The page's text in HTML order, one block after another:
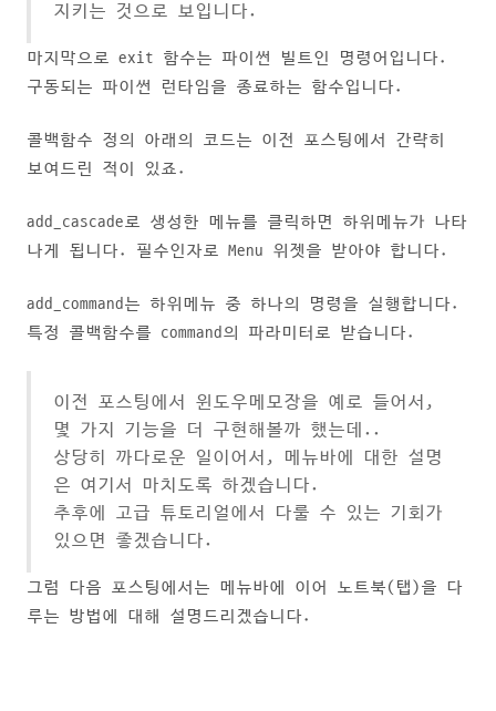
지키는 것으로 보입니다.
마지막으로 exit 함수는 파이썬 빌트인 명령어입니다.
구동되는 파이썬 런타임을 종료하는 함수입니다.
콜백함수 정의 아래의 코드는 이전 포스팅에서 간략히
보여드린 적이 있죠.
add_cascade로 생성한 메뉴를 클릭하면 하위메뉴가 나타
나게 됩니다. 필수인자로 Menu 위젯을 받아야 합니다.
add_command는 하위메뉴 중 하나의 명령을 실행합니다.
특정 콜백함수를 command의 파라미터로 받습니다.
이전 포스팅에서 윈도우메모장을 예로 들어서,
몇 가지 기능을 더 구현해볼까 했는데..
상당히 까다로운 일이어서, 메뉴바에 대한 설명
은 여기서 마치도록 하겠습니다.
추후에 고급 튜토리얼에서 다룰 수 있는 기회가
있으면 좋겠습니다.
그럼 다음 포스팅에서는 메뉴바에 이어 노트북(탭)을 다
루는 방법에 대해 설명드리겠습니다.